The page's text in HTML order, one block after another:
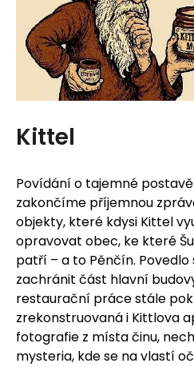
Kittel
Povídání o tajemné
zakončíme příjemnou
objekty, které kdysi Kittel
opravovat obec, ke které
patří – a to Pěnčín.
zachránit část hlavní budovy
restaurační práce stále
zrekonstruovaná i Kittlova
fotografie z místa činu,
mysteria, kde se na vlastí